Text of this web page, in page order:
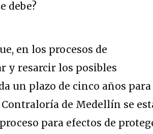
en los procesos de
y resarcir los posibles
un plazo de cinco años para
de Medellín se
para efectos de